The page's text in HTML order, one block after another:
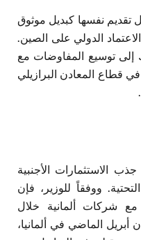
تقديم نفسها كبديل موثوق
الدولي على الصين.
إلى توسيع المفاوضات مع
في قطاع المعادن البرازيلي
الاستثمارات الأجنبية
ووفقاً للوزير، فإن
مع شركات ألمانية خلال
الماضي في ألمانيا،